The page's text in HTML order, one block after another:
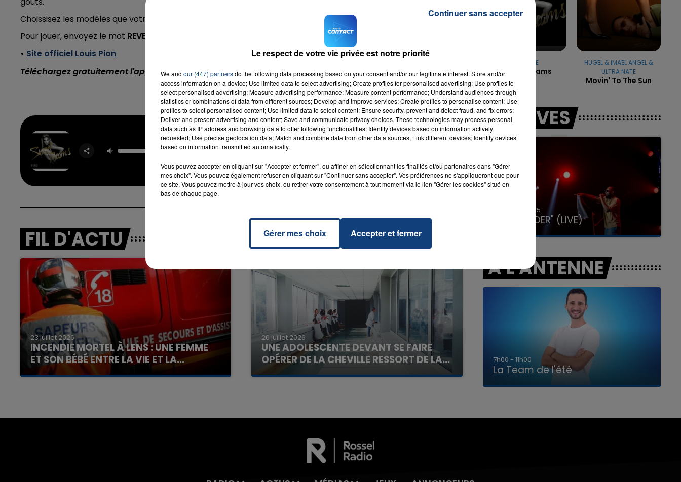
7h00 - 11h00
LA TEAM DE L'ÉTÉ
Choissisez les modèles que votre maman s'empressera d'adopter !
Pour jouer, envoyez le mot REVEIL
(prix d'un sms + 2x0.75cts€)
• Site officiel Louis Pion
Téléchargez gratuitement l'application Contact FM sur
et
Sweet Dreams RADIO CONTACT
FIL D'ACTU
23 juillet 2026
INCENDIE MORTEL À LENS : UNE FEMME
ET SON BÉBÉ ENTRE LA VIE ET LA...
Un homme s'est immolé par le feu après avoir
20 juillet 2026
UNE ADOLESCENTE DEVANT SE FAIRE
OPÉRER DE LA CHEVILLE RESSORT DE LA...
La famille a porté plainte contre la clinique qui a
BEYONCE
Sweet Dreams
HUGEL & IMAEL ANGEL &
ULTRA NATE
Movin' To The Sun
LES LIVES
31 janvier 2025
GIMS "SPIDER" (LIVE)
A L'ANTENNE
7h00 - 11h00 7h00 - 11h00
La Team de l'été
Le respect de votre vie privée est notre priorité
We and our (447) partnersdo the following data processing based on your consent and/or our legitimate interest: Store and/or
access information on a device; Use limited data to select advertising; Create profiles for personalised advertising; Use profiles to
select personalised advertising; Measure advertising performance; Measure content performance; Understand audiences through
statistics or combinations of data from different sources; Develop and improve services; Create profiles to personalise content; Use
profiles to select personalised content; Use limited data to select content; Ensure security, prevent and detect fraud, and fix errors;
Deliver and present advertising and content; Save and communicate privacy choices. These technologies may process personal
data such as IP address and browsing data to offer following functionalities: Identify devices based on information actively
requested; Use precise geolocation data; Match and combine data from other data sources; Link different devices; Identify devices
based on information transmitted automatically.
Vous pouvez accepter en cliquant sur "Accepter et fermer", ou affiner en sélectionnant les finalités et/ou partenaires dans "Gérer
mes choix". Vous pouvez également refuser en cliquant sur "Continuer sans accepter". Vos préférences ne s'appliqueront que pour
ce site. Vous pouvez mettre à jour vos choix, ou retirer votre consentement à tout moment via le lien "Gérer les cookies" situé en
bas de chaque page.
Gérer mes choix Accepter et fermer
Continuer sans accepter